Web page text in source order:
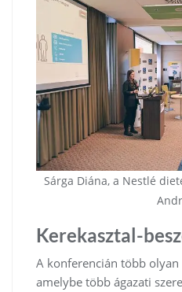
Sárga Diána, a Nestlé
Kerekasztal-
A konferencián több olyan
amelybe több ágazati